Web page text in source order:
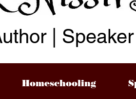
Homeschooling
|